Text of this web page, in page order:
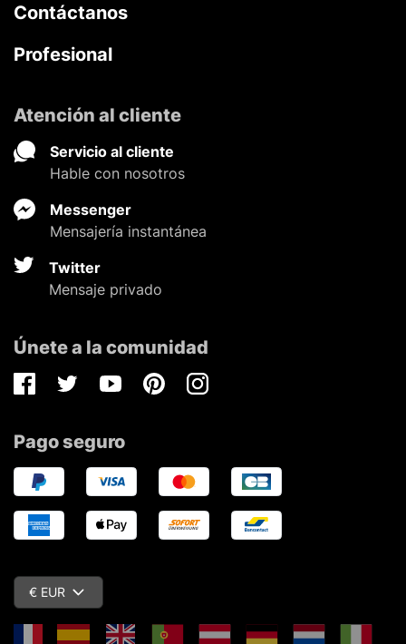
Contáctanos
Profesional
Atención al cliente
Servicio al cliente
Hable con nosotros
Messenger
Mensajería instantánea
Twitter
Mensaje privado
Únete a la comunidad
FacebookTwitterYoutubePinterestInstagram
Pago seguro
€ EUR